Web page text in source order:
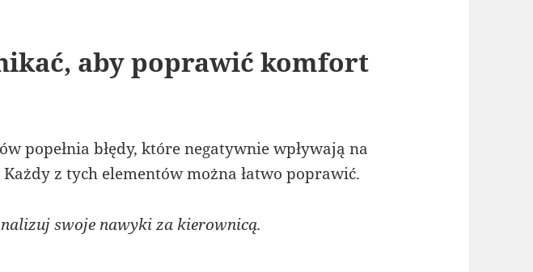
aby poprawić komfort
popełnia błędy, które negatywnie wpływają na
z tych elementów można łatwo poprawić.
swoje nawyki za kierownicą.